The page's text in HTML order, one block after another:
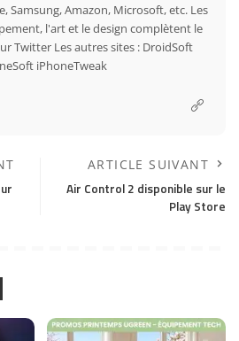
Samsung, Amazon, Microsoft, etc. Les
l'art et le design complètent le
TwitterLes autres sites : DroidSoft
iPhoneTweak
ARTICLE SUIVANT
Air Control 2 disponible sur le
Play Store